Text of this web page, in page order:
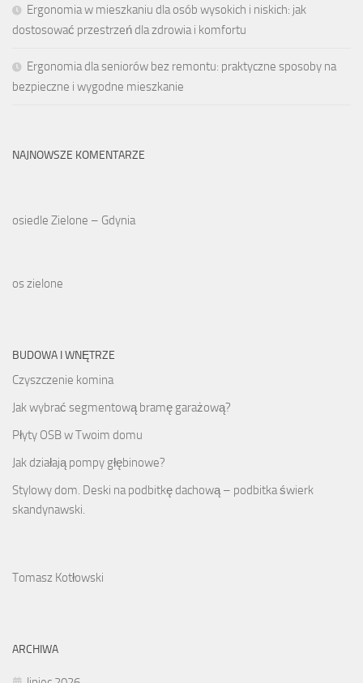
Ergonomia w mieszkaniu dla osób wysokich i niskich: jak
dostosować przestrzeń dla zdrowia i komfortu
Ergonomia dla seniorów bez remontu: praktyczne sposoby na
bezpieczne i wygodne mieszkanie
NAJNOWSZE KOMENTARZE
osiedle Zielone – Gdynia
os zielone
BUDOWA I WNĘTRZE
Czyszczenie komina
Jak wybrać segmentową bramę garażową?
Płyty OSB w Twoim domu
Jak działają pompy głębinowe?
Stylowy dom. Deski na podbitkę dachową – podbitka świerk
skandynawski.
Tomasz Kotłowski
ARCHIWA